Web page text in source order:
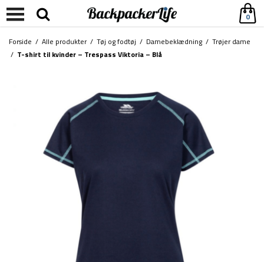
0
Forside / Alle produkter/ Tøj og fodtøj / Damebeklædning / Trøjer dame
/ T-shirt til kvinder – Trespass Viktoria – Blå